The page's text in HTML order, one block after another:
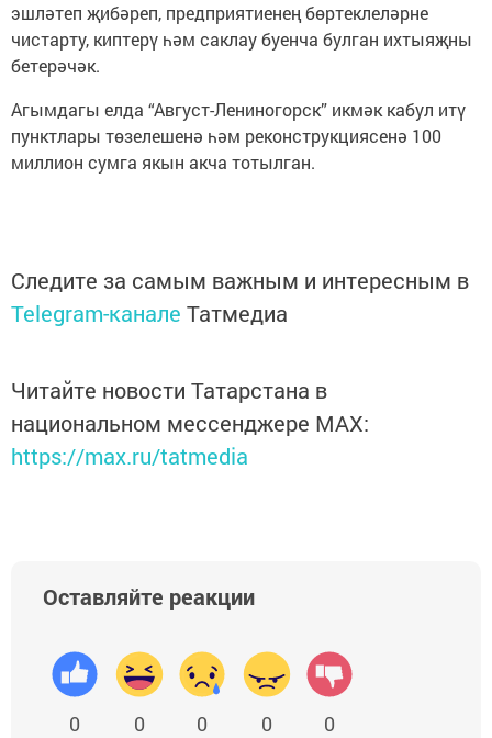
эшләтеп җибәреп, предприятиенең бөртеклеләрне
чистарту, киптерү һәм саклау буенча булган ихтыяҗны
бетерәчәк.
Агымдагы елда “Август-Лениногорск” икмәк кабул итү
пунктлары төзелешенә һәм реконструкциясенә 100
миллион сумга якын акча тотылган.
Следите за самым важным и интересным в
Telegram-канале Татмедиа
Читайте новости Татарстана в
национальном мессенджере MАХ:
https://max.ru/tatmedia
Оставляйте реакции
0 0 0 0 0